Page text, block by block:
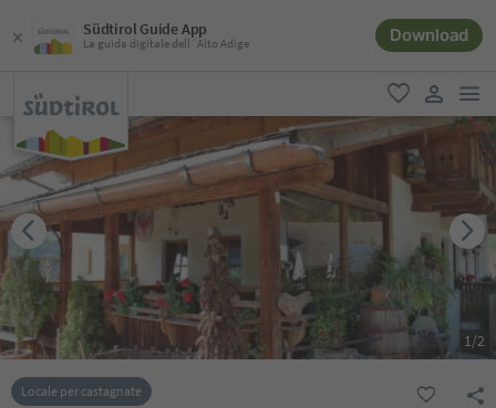
Südtirol Guide App
La guida digitale dell´Alto Adige Download
favoriti
user link
1/2
Locale per castagnate